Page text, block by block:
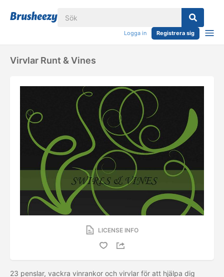
Logga in Registrera sig
Virvlar Runt & Vines
LICENSE INFO
23 penslar, vackra vinrankor och virvlar för att hjälpa dig